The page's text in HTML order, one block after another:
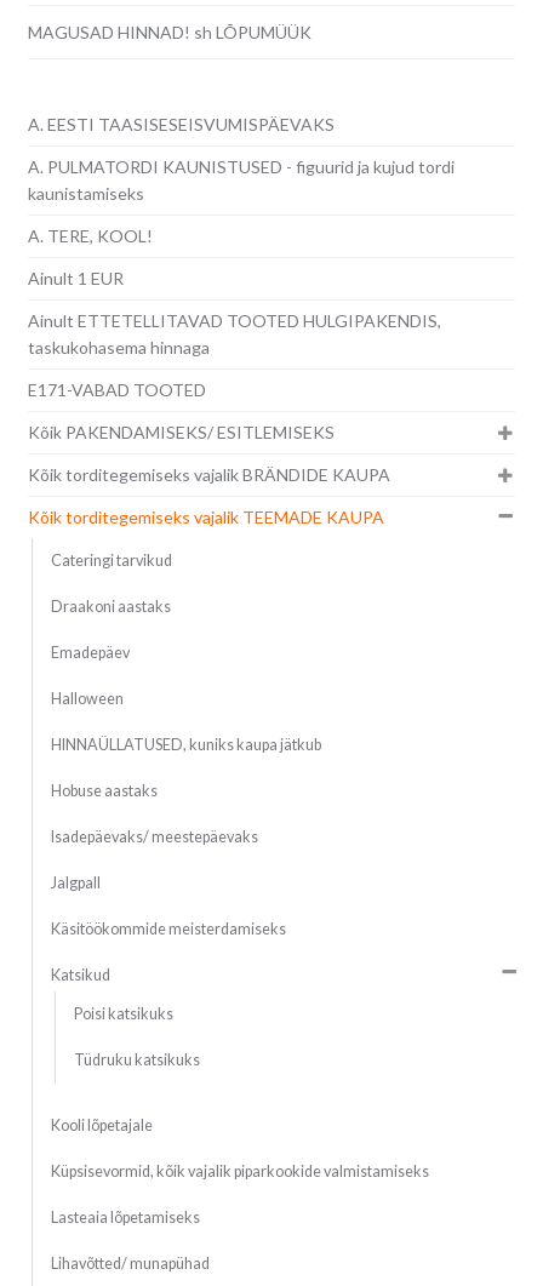
MAGUSAD HINNAD! sh LÕPUMÜÜK
A. EESTI TAASISESEISVUMISPÄEVAKS
A. PULMATORDI KAUNISTUSED - figuurid ja kujud tordi
kaunistamiseks
A. TERE, KOOL!
Ainult 1 EUR
Ainult ETTETELLITAVAD TOOTED HULGIPAKENDIS,
taskukohasema hinnaga
E171-VABAD TOOTED
Kõik PAKENDAMISEKS/ ESITLEMISEKS
Kõik torditegemiseks vajalik BRÄNDIDE KAUPA
Kõik torditegemiseks vajalik TEEMADE KAUPA
Cateringi tarvikud
Draakoni aastaks
Emadepäev
Halloween
HINNAÜLLATUSED, kuniks kaupa jätkub
Hobuse aastaks
Isadepäevaks/ meestepäevaks
Jalgpall
Käsitöökommide meisterdamiseks
Katsikud
Poisi katsikuks
Tüdruku katsikuks
Kooli lõpetajale
Küpsisevormid, kõik vajalik piparkookide valmistamiseks
Lasteaia lõpetamiseks
Lihavõtted/ munapühad